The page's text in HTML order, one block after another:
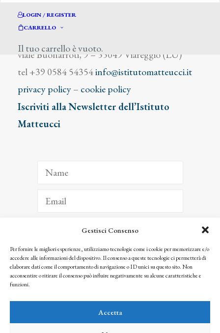
Gestisci Consenso
Per fornire le migliori esperienze, utilizziamo tecnologie come i cookie per memorizzare e/o
accedere alle informazioni del dispositivo. Il consenso a queste tecnologie ci permetterà di
elaborare dati come il comportamento di navigazione o ID unici su questo sito. Non
acconsentire o ritirare il consenso può influire negativamente su alcune caratteristiche e
funzioni.
Accetta
LOGIN / REGISTER
CARRELLO
Il tuo carrello è vuoto.
viale Buonarroti, 9 – 55049 Viareggio (LU)
tel +39 0584 54354info@istitutomatteucci.it
privacy policy– cookie policy
Iscriviti alla Newsletter dell’Istituto
Matteucci
ISCRIVITI
Facendo clic per iscriverti, riconosci che le tue informazioni saranno trattate
seguendo la nostra Privacy Policy
© 2025 Istituto Matteucci. All right reserved
l’autorizzazione scritta dei proprietari dei diritti e dell’Istituto Matteucci